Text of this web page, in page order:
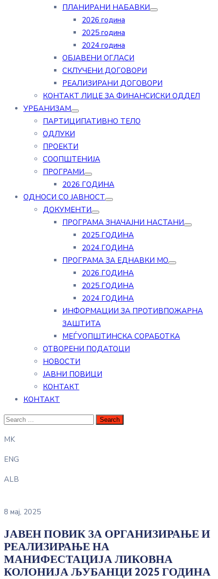
ПЛАНИРАНИ НАБАВКИ
2026 година
2025 година
2024 година
ОБЈАВЕНИ ОГЛАСИ
СКЛУЧЕНИ ДОГОВОРИ
РЕАЛИЗИРАНИ ДОГОВОРИ
КОНТАКТ ЛИЦЕ ЗА ФИНАНСИСКИ ОДДЕЛ
УРБАНИЗАМ
ПАРТИЦИПАТИВНО ТЕЛО
ОДЛУКИ
ПРОЕКТИ
СООПШТЕНИЈА
ПРОГРАМИ
2026 ГОДИНА
ОДНОСИ СО ЈАВНОСТ
ДОКУМЕНТИ
ПРОГРАМА ЗНАЧАЈНИ НАСТАНИ
2025 ГОДИНА
2024 ГОДИНА
ПРОГРАМА ЗА ЕДНАВКИ МО
2026 ГОДИНА
2025 ГОДИНА
2024 ГОДИНА
ИНФОРМАЦИИ ЗА ПРОТИВПОЖАРНА
ЗАШТИТА
МЕЃУОПШТИНСКА СОРАБОТКА
ОТВОРЕНИ ПОДАТОЦИ
НОВОСТИ
ЈАВНИ ПОВИЦИ
КОНТАКТ
КОНТАКТ
MK
ENG
ALB
8 мај, 2025
ЈАВЕН ПОВИК ЗА ОРГАНИЗИРАЊЕ И
РЕАЛИЗИРАЊЕ НА
МАНИФЕСТАЦИЈА ЛИКОВНА
КОЛОНИЈА ЉУБАНЦИ 2025 ГОДИНА